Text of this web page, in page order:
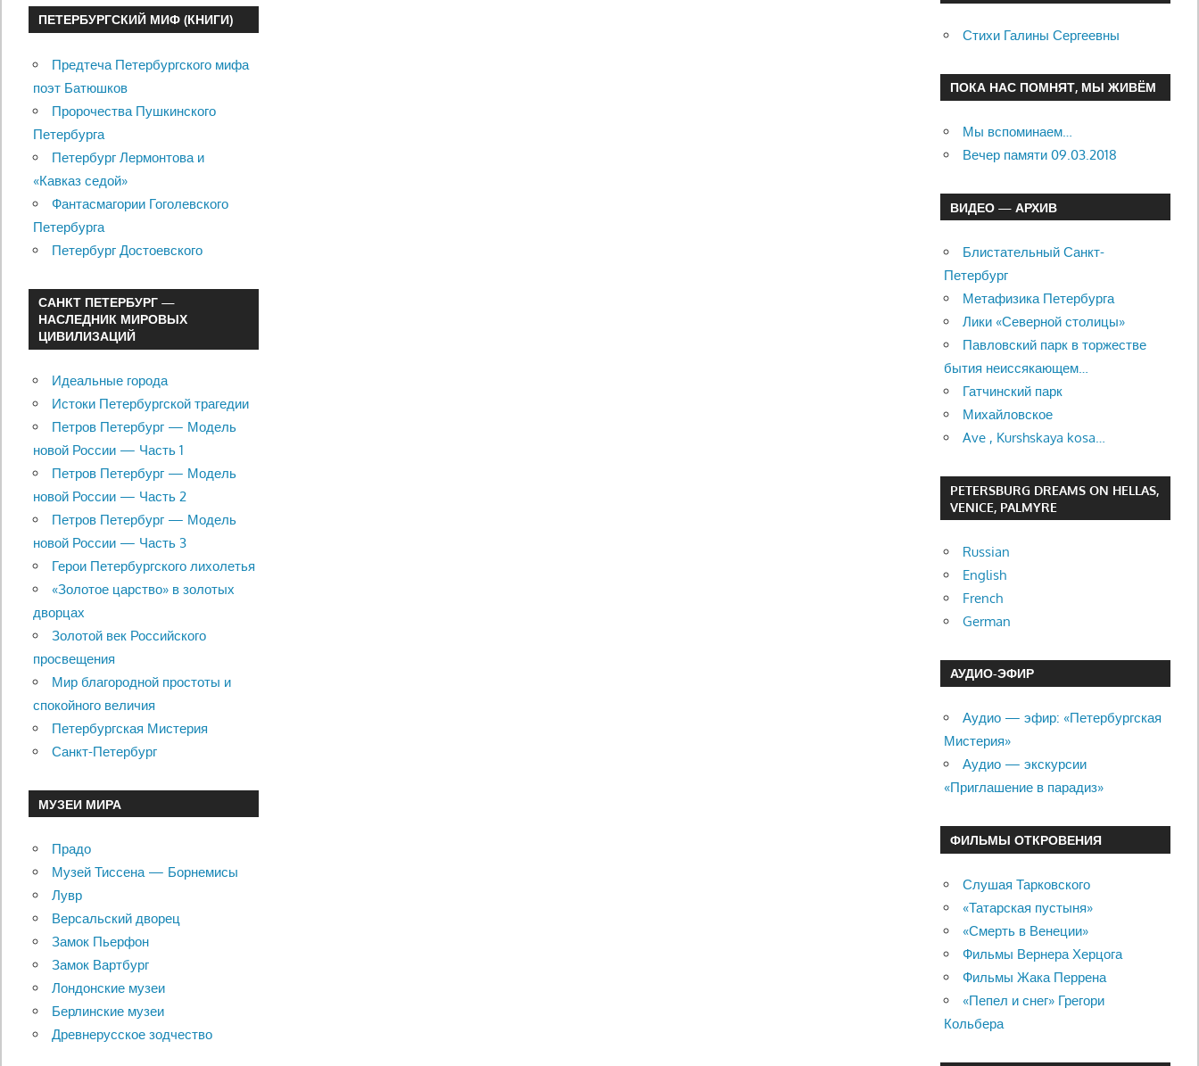
ПЕТЕРБУРГСКИЙ МИФ (КНИГИ)
Предтеча Петербургского мифа
поэт Батюшков
Пророчества Пушкинского
Петербурга
Петербург Лермонтова и
«Кавказ седой»
Фантасмагории Гоголевского
Петербурга
Петербург Достоевского
САНКТ ПЕТЕРБУРГ —
НАСЛЕДНИК МИРОВЫХ
ЦИВИЛИЗАЦИЙ
Идеальные города
Истоки Петербургской трагедии
Петров Петербург — Модель
новой России — Часть 1
Петров Петербург — Модель
новой России — Часть 2
Петров Петербург — Модель
новой России — Часть 3
Герои Петербургского лихолетья
«Золотое царство» в золотых
дворцах
Золотой век Российского
просвещения
Мир благородной простоты и
спокойного величия
Петербургская Мистерия
Санкт-Петербург
МУЗЕИ МИРА
Прадо
Музей Тиссена — Борнемисы
Лувр
Версальский дворец
Замок Пьерфон
Замок Вартбург
Лондонские музеи
Берлинские музеи
Древнерусское зодчество
Стихи Галины Сергеевны
ПОКА НАС ПОМНЯТ, МЫ ЖИВЁМ
Мы вспоминаем…
Вечер памяти 09.03.2018
ВИДЕО — АРХИВ
Блистательный Санкт-
Петербург
Метафизика Петербурга
Лики «Северной столицы»
Павловский парк в торжестве
бытия неиссякающем…
Гатчинский парк
Михайловское
Ave , Kurshskaya kosa…
PETERSBURG DREAMS ON HELLAS,
VENICE, PALMYRE
Russian
English
French
German
АУДИО-ЭФИР
Аудио — эфир: «Петербургская
Мистерия»
Аудио — экскурсии
«Приглашение в парадиз»
ФИЛЬМЫ ОТКРОВЕНИЯ
Слушая Тарковского
«Татарская пустыня»
«Смерть в Венеции»
Фильмы Вернера Херцога
Фильмы Жака Перрена
«Пепел и снег» Грегори
Кольбера